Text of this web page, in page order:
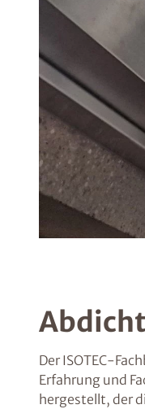
Der ISOTEC-
Erfahrung und
hergestellt, der